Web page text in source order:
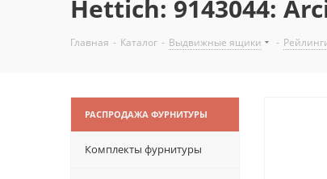
Hettich: 9143044:
Главная - Каталог - Выдвижные ящики -
РАСПРОДАЖА ФУРНИТУРЫ
Комплекты фурнитуры